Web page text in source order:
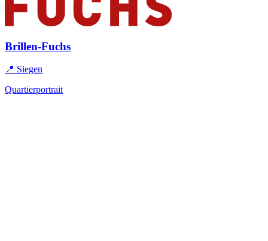
Brillen-Fuchs
📍 Siegen
Quartierportrait